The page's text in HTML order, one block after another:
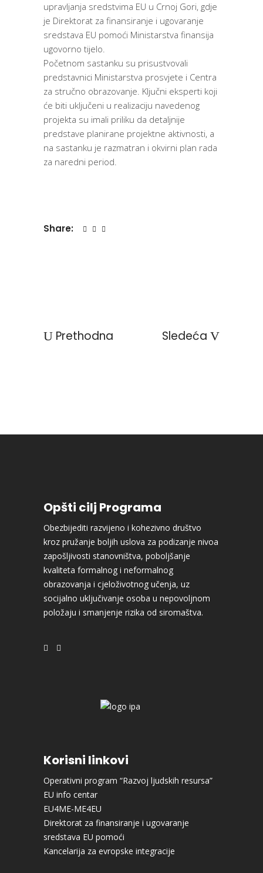
upravljanja sredstvima EU u Crnoj Gori, gdje
je Direktorat za finansiranje i ugovaranje
sredstava EU pomoći Ministarstva finansija
ugovorno tijelo.
Početnom sastanku su prisustvovali
predstavnici Ministarstva prosvjete i Centra
za stručno obrazovanje. Ključni eksperti koji
će biti uključeni u realizaciju navedenog
projekta su imali priliku da detaljnije
predstave planirane projektne aktivnosti, a
na sastanku je razmatran i okvirni plan rada
za naredni period.
Share:
Prethodna Sledeća
Opšti cilj Programa
Obezbijediti razvijeno i kohezivno društvo
kroz pružanje boljih uslova za podizanje nivoa
zapošljivosti stanovništva, poboljšanje
kvaliteta formalnog i neformalnog
obrazovanja i cjeloživotnog učenja, uz
socijalno uključivanje osoba u nepovoljnom
položaju i smanjenje rizika od siromaštva.
Korisni linkovi
Operativni program “Razvoj ljudskih resursa”
EU info centar
EU4ME-ME4EU
Direktorat za finansiranje i ugovaranje
sredstava EU pomoći
Kancelarija za evropske integracije